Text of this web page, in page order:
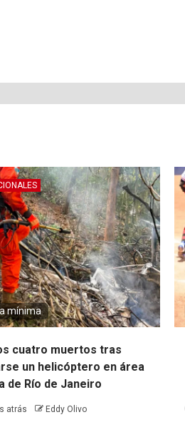
mínima
cuatro muertos tras
un helicóptero en área
de Río de Janeiro
atrás Eddy Olivo